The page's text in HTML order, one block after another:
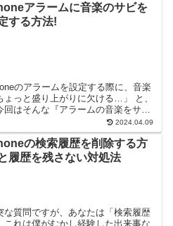
アラームに音楽のサビを
する方法!
のアラームを設定する際に、音楽
っと盛り上がりに欠ける…」 と、
はそんな『アラームの音楽をサビ
2024.04.09
の検索履歴を削除する方
履歴を残さない対処法
な質問ですが、あなたは「検索履歴
れは僕がむかし経験した出来事な